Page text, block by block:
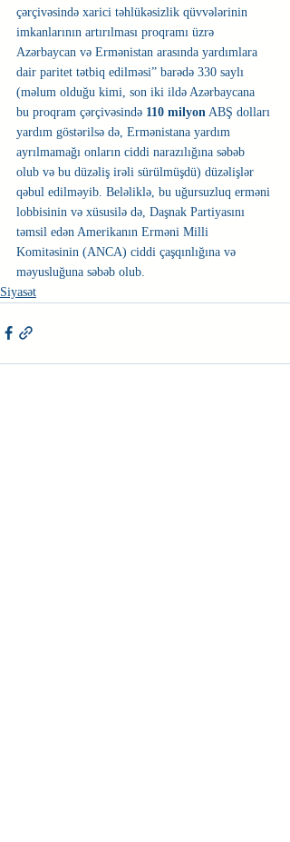
çərçivəsində xarici təhlükəsizlik qüvvələrinin
imkanlarının artırılması proqramı üzrə
Azərbaycan və Ermənistan arasında yardımlara
dair paritet tətbiq edilməsi” barədə 330 saylı
(məlum olduğu kimi, son iki ildə Azərbaycana
bu proqram çərçivəsində 110 milyon ABŞ dolları
yardım göstərilsə də, Ermənistana yardım
ayrılmamağı onların ciddi narazılığına səbəb
olub və bu düzəliş irəli sürülmüşdü) düzəlişlər
qəbul edilməyib. Beləliklə, bu uğursuzluq erməni
lobbisinin və xüsusilə də, Daşnak Partiyasını
təmsil edən Amerikanın Erməni Milli
Komitəsinin (ANCA) ciddi çaşqınlığına və
məyusluğuna səbəb olub.
Siyasət